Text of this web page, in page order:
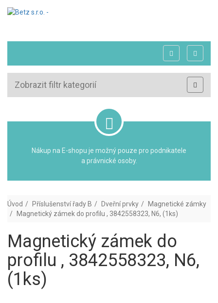
Zobrazit filtr kategorií
Nákup na E-shopu je možný pouze pro podnikatele
a právnické osoby.
Úvod Příslušenství řady B Dveřní prvky
Magnetické zámky
Magnetický zámek do profilu , 3842558323, N6, (1ks)
Magnetický zámek do
profilu , 3842558323, N6,
(1ks)